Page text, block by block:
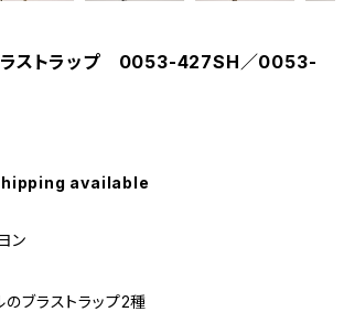
ラストラップ 0053-427SH／0053-
available
ン
ブラストラップ2種